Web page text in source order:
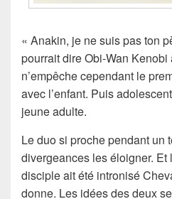
« Anakin, je ne suis pas ton
pourrait dire Obi-Wan
n’empêche cependant le
avec l’enfant. Puis
jeune adulte.
Le duo si proche pendant un
divergeances les éloigner. Et
disciple ait été intronisé
donne. Les idées des deux